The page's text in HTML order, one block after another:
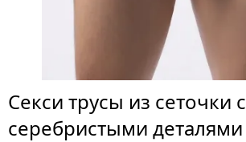
Секси трусы из сеточки с
серебристыми деталями